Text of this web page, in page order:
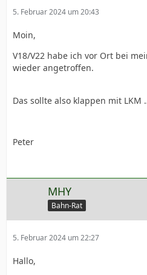
5. Februar 2024 um 20:43
Moin,
V18/V22 habe ich vor Ort bei
wieder angetroffen.
Das sollte also klappen mit LKM
Peter
MHY
Bahn-Rat
5. Februar 2024 um 22:27
Hallo,